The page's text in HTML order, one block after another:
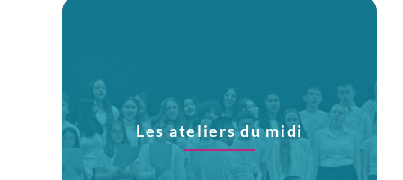
Les ateliers du midi